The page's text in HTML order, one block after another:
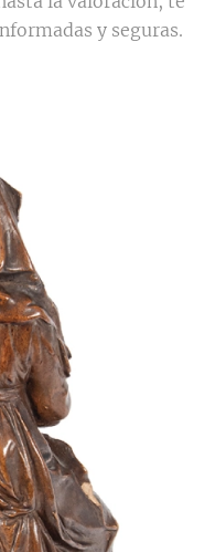
y seguras.